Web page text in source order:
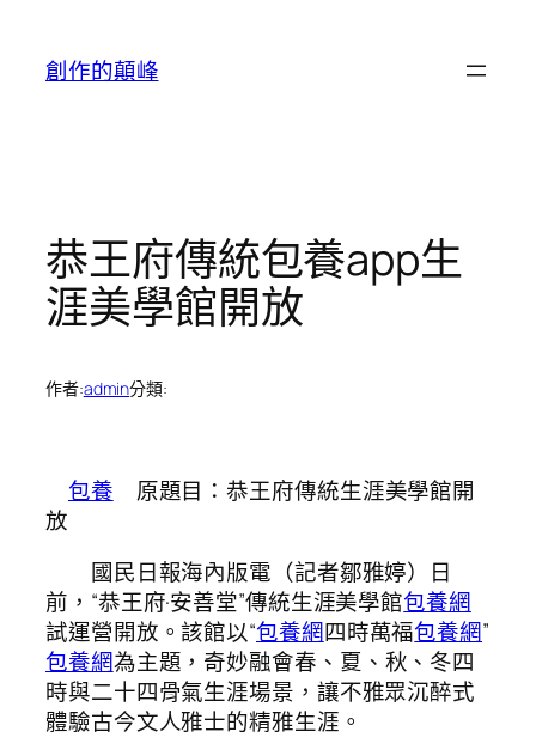
創作的顛峰
恭王府傳統包養app生
涯美學館開放
作者:admin分類:
包養 原題目：恭王府傳統生涯美學館開
放
國民日報海內版電（記者鄒雅婷）日
前，“恭王府·安善堂”傳統生涯美學館包養網
試運營開放。該館以“包養網四時萬福包養網”
包養網為主題，奇妙融會春、夏、秋、冬四
時與二十四骨氣生涯場景，讓不雅眾沉醉式
體驗古今文人雅士的精雅生涯。